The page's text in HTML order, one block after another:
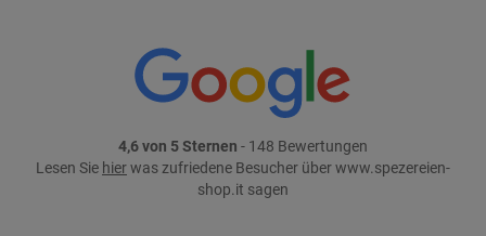
4,6 von 5 Sternen - 148 Bewertungen
Lesen Sie hierwas zufriedene Besucher über www.spezereien-
shop.it sagen